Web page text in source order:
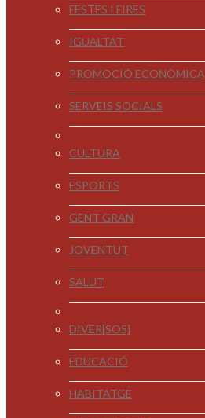
FESTES I FIRES
IGUALTAT
PROMOCIÓ ECONÒMICA
SERVEIS SOCIALS
CULTURA
ESPORTS
GENT GRAN
JOVENTUT
SALUT
DIVER[SOS]
EDUCACIÓ
HABITATGE